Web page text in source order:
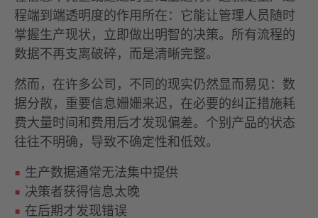
程端到端透明度的作用所在：它能让管理人员随时
掌握生产现状，立即做出明智的决策。所有流程的
数据不再支离破碎，而是清晰完整。
然而，在许多公司，不同的现实仍然显而易见：数
据分散，重要信息姗姗来迟，在必要的纠正措施耗
费大量时间和费用后才发现偏差。个别产品的状态
往往不明确，导致不确定性和低效。
生产数据通常无法集中提供
决策者获得信息太晚
在后期才发现错误